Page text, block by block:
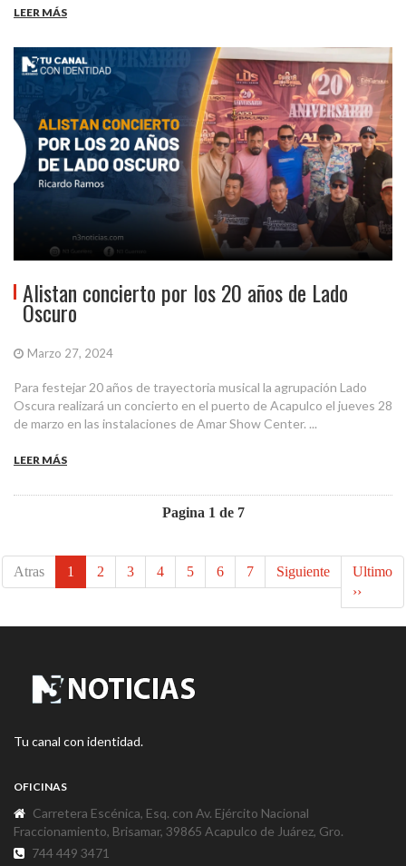
LEER MÁS
Alistan concierto por los 20 años de Lado
Oscuro
Marzo 27, 2024
Para festejar 20 años de trayectoria musical la agrupación Lado
Oscura realizará un concierto en el puerto de Acapulco el jueves 28
de marzo en las instalaciones de Amar Show Center. ...
LEER MÁS
Pagina 1 de 7
Atras 1 2 3 4 5 6 7 Siguiente
Ultimo
››
Tu canal con identidad.
OFICINAS
Carretera Escénica, Esq. con Av. Ejército Nacional
Fraccionamiento, Brisamar, 39865 Acapulco de Juárez, Gro.
744 449 3471